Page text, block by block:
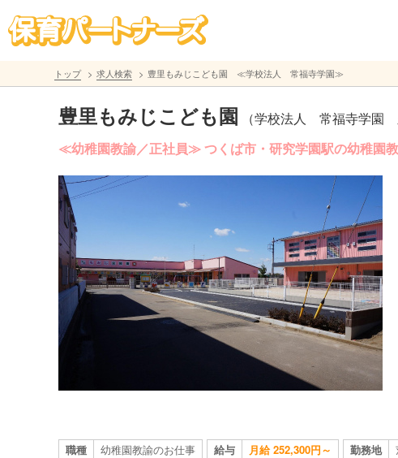
トップ 求人検索 豊里もみじこども園 ≪学校法人 常福寺学園≫
豊里もみじこども園 （学校法人 常福寺学園
≪幼稚園教諭／正社員≫ つくば市・研究学園駅の幼稚園
職種 幼稚園教諭のお仕事 給与 月給 252,300円～ 勤務地